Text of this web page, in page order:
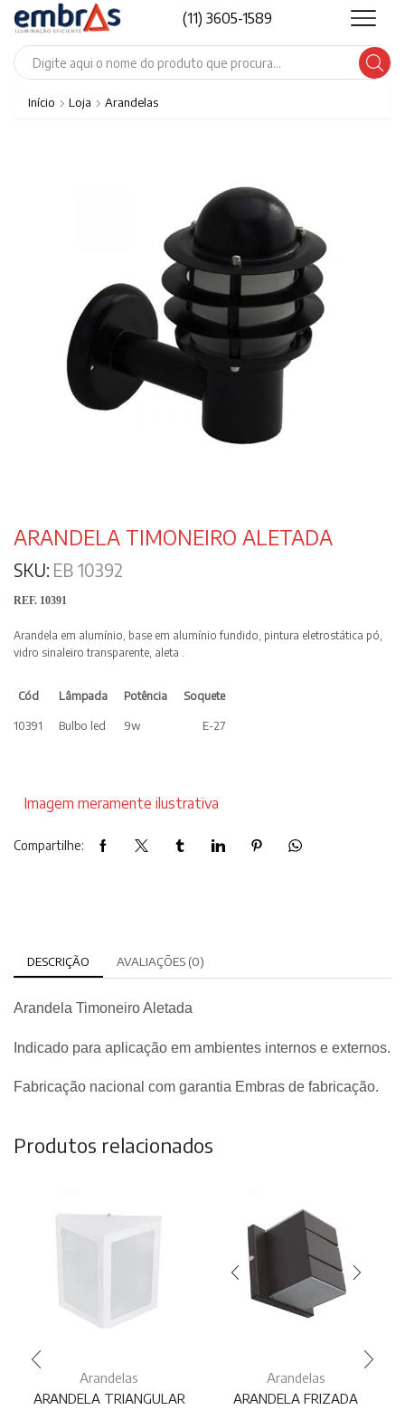
(11) 3605-1589
Search
Início Loja Arandelas
ARANDELA TIMONEIRO ALETADA
SKU: EB 10392
REF. 10391
Arandela em alumínio, base em alumínio fundido, pintura eletrostática pó,
vidro sinaleiro transparente, aleta .
Cód Lâmpada Potência Soquete
10391 Bulbo led 9w E-27
Imagem meramente ilustrativa
Compartilhe:
DESCRIÇÃO AVALIAÇÕES (0)
Arandela Timoneiro Aletada
Indicado para aplicação em ambientes internos e externos.
Fabricação nacional com garantia Embras de fabricação.
Produtos relacionados
Arandelas
ARANDELA TRIANGULAR
Arandelas
ARANDELA FRIZADA